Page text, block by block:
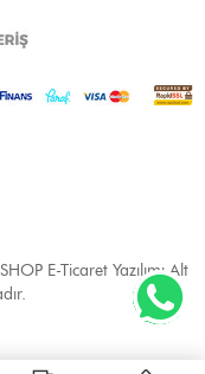
E-Ticaret Yazılımı Alt